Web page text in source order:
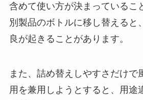
含めて使い方が決まっているこ
別製品のボトルに移し替えると
良が起きることがあります。
また、詰め替えしやすさだけで
用を兼用しようとすると、用途